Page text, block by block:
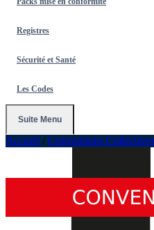
Registres
Sécurité et Santé
Les Codes
Suite Menu
Accueil / Conventions Collectives